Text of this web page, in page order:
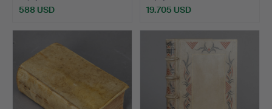
588 USD
19.705 USD
seleccionado